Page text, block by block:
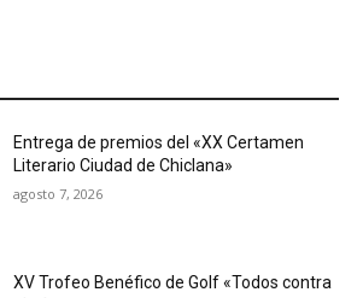
Entrega de premios del «XX Certamen
Literario Ciudad de Chiclana»
agosto 7, 2026
XV Trofeo Benéfico de Golf «Todos contra